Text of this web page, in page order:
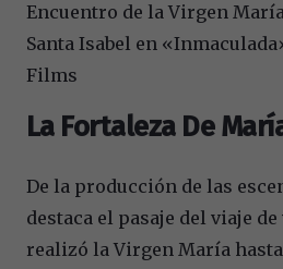
Encuentro de la Virgen
Santa Isabel en
Films
La Fortaleza De
De la producción de las
destaca el pasaje del viaje
realizó la Virgen María